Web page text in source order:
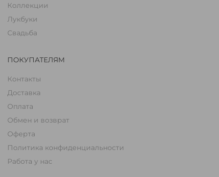
Коллекции
Лукбуки
Свадьба
ПОКУПАТЕЛЯМ
Контакты
Доставка
Оплата
Обмен и возврат
Оферта
Политика конфиденциальности
Работа у нас